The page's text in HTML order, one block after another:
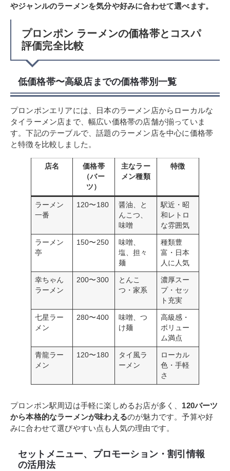
やジャンルのラーメンを気分や好みに合わせて選べます。
プロンポン ラーメンの価格帯とコスパ
評価完全比較
低価格帯〜高級店までの価格帯別一覧
プロンポンエリアには、日本のラーメン店からローカルな
タイラーメン店まで、幅広い価格帯の店舗が揃っていま
す。下記のテーブルで、話題のラーメン店を中心に価格帯
と特徴を比較しました。
店名
価格帯
（バー
ツ）
主なラー
メン種類
特徴
ラーメン
一番
120〜180
醤油、と
んこつ、
味噌
駅近・昭
和レトロ
な雰囲気
ラーメン
亭
150〜250
味噌、
塩、担々
麺
種類豊
富・日本
人に人気
幸ちゃん
ラーメン
200〜300
とんこ
つ・家系
濃厚スー
プ・セッ
ト充実
七星ラー
メン
280〜400
味噌、つ
け麺
高級感・
ボリュー
ム満点
青龍ラー
メン
120〜180
タイ風ラ
ーメン
ローカル
色・手軽
さ
プロンポン駅周辺は手軽に楽しめるお店が多く、 120バーツ
から本格的なラーメンが味わえるのが魅力です。予算や好
みに合わせて選びやすい点も人気の理由です。
セットメニュー、プロモーション・割引情報
の活用法